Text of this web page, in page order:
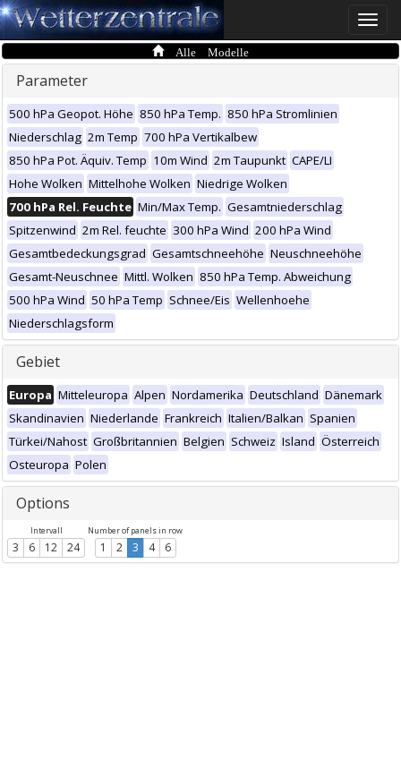
Toggle
Alle Modelle
Parameter
500 hPa Geopot. Höhe 850 hPa Temp. 850 hPa Stromlinien
Niederschlag 2m Temp 700 hPa Vertikalbew
850 hPa Pot. Äquiv. Temp 10m Wind 2m Taupunkt CAPE/LI
Hohe Wolken Mittelhohe Wolken Niedrige Wolken
700 hPa Rel. Feuchte Min/Max Temp. Gesamtniederschlag
Spitzenwind 2m Rel. feuchte 300 hPa Wind 200 hPa Wind
Gesamtbedeckungsgrad Gesamtschneehöhe Neuschneehöhe
Gesamt-Neuschnee Mittl. Wolken 850 hPa Temp. Abweichung
500 hPa Wind 50 hPa Temp Schnee/Eis Wellenhoehe
Niederschlagsform
Gebiet
Europa Mitteleuropa Alpen Nordamerika Deutschland Dänemark
Skandinavien Niederlande Frankreich Italien/Balkan Spanien
Türkei/Nahost Großbritannien Belgien Schweiz Island Österreich
Osteuropa Polen
Options
Intervall
3 6 12 24
Number of panels in row
1 2 3 4 6